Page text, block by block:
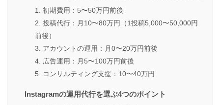
1. 初期費用：5〜50万円前後
2. 投稿代行：月10〜80万円（1投稿5,000〜50,000円
前後）
3. アカウントの運用：月0〜20万円前後
4. 広告運用：月5〜100万円前後
5. コンサルティング支援：10〜40万円
Instagramの運用代行を選ぶ4つのポイント